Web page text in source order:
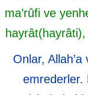
ma’rûfi ve
Onlar,
emrederler.